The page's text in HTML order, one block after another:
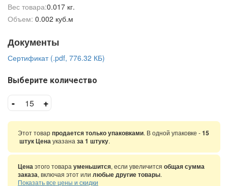
Вес товара:0.017 кг.
Объем: 0.002 куб.м
Документы
Сертификат (.pdf, 776.32 КБ)
Выберите количество
- +
Этот товарпродается только упаковками. В одной упаковке -15
штук Ценауказана за 1 штуку.
Ценаэтого товара уменьшится, если увеличится общая сумма
заказа, включая этот или любые другие товары.
Показать все цены и скидки